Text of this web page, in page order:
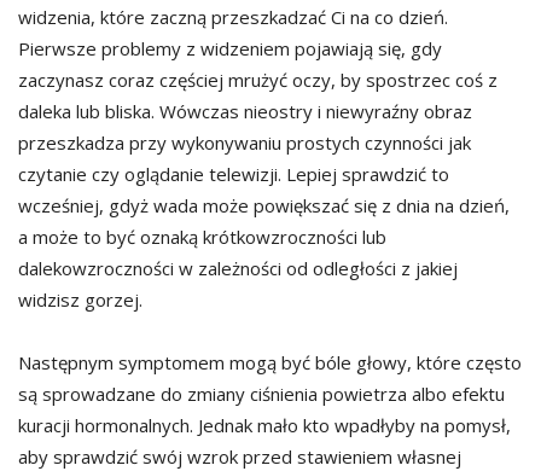
widzenia, które zaczną przeszkadzać Ci na co dzień.
Pierwsze problemy z widzeniem pojawiają się, gdy
zaczynasz coraz częściej mrużyć oczy, by spostrzec coś z
daleka lub bliska. Wówczas nieostry i niewyraźny obraz
przeszkadza przy wykonywaniu prostych czynności jak
czytanie czy oglądanie telewizji. Lepiej sprawdzić to
wcześniej, gdyż wada może powiększać się z dnia na dzień,
a może to być oznaką krótkowzroczności lub
dalekowzroczności w zależności od odległości z jakiej
widzisz gorzej.
Następnym symptomem mogą być bóle głowy, które często
są sprowadzane do zmiany ciśnienia powietrza albo efektu
kuracji hormonalnych. Jednak mało kto wpadłyby na pomysł,
aby sprawdzić swój wzrok przed stawieniem własnej